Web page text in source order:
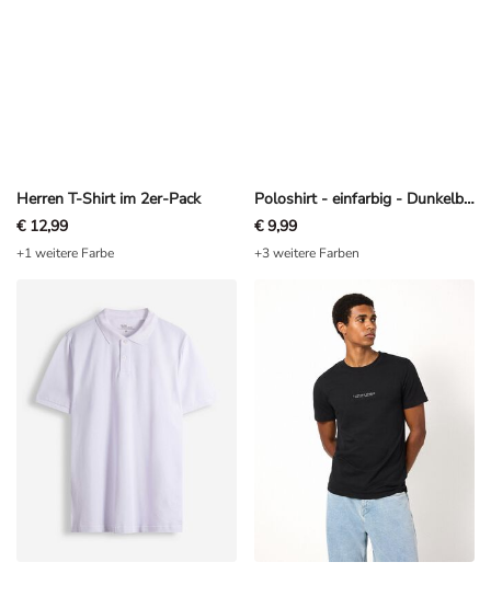
Herren T-Shirt im 2er-Pack
€ 12,99
+1 weitere Farbe
Poloshirt - einfarbig - Dunkelblau
€ 9,99
+3 weitere Farben